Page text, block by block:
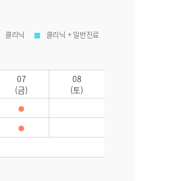
클리닉 클리닉 + 일반진료
07
(금)
08
(토)